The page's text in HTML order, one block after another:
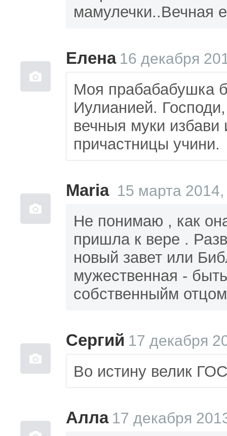
мамулечки..Вечная
Елена 16 декабря
Моя прабабабушка
Иулианией.
вечныя муки
причастницы учини.
Maria 15 марта
Не понимаю , как
пришла к вере .
новый завет или
мужественная -
собственныйм
Сергий 17 декабря
Во истину велик
Алла 17 декабря